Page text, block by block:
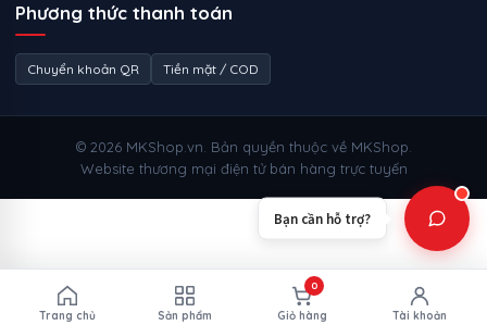
Phương thức thanh toán
Chuyển khoản QR Tiền mặt / COD
© 2026 MKShop.vn. Bản quyền thuộc về MKShop.
Website thương mại điện tử bán hàng trực tuyến
Trang chủ Sản phẩm
0
Giỏ hàng Tài khoản
Bạn cần hỗ trợ?